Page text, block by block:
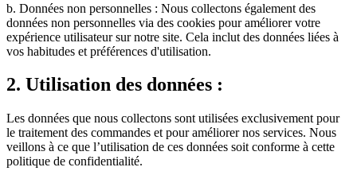
b. Données non personnelles : Nous collectons également des
données non personnelles via des cookies pour améliorer votre
expérience utilisateur sur notre site. Cela inclut des données liées à
vos habitudes et préférences d'utilisation.
2. Utilisation des données :
Les données que nous collectons sont utilisées exclusivement pour
le traitement des commandes et pour améliorer nos services. Nous
veillons à ce que l’utilisation de ces données soit conforme à cette
politique de confidentialité.